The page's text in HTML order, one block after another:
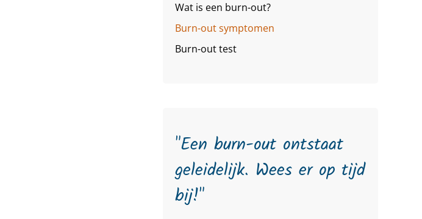
Wat is een burn-out?
Burn-out symptomen
Burn-out test
"Een burn-out ontstaat
geleidelijk. Wees er op tijd
bij!"